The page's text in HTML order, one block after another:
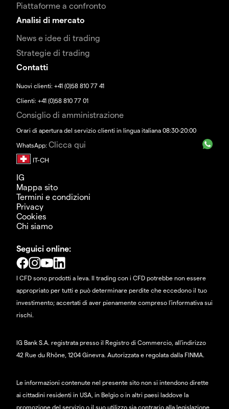
Piattaforme a confronto
Analisi di mercato
News e idee di trading
Strategie di trading
Contatti
Nuovi clienti: +41 (0)58 810 77 41
Clienti: +41 (0)58 810 77 01
Consiglio di amministrazione
Orari di apertura del servizio clienti in lingua italiana 08:30-20:00
WhatsApp: Clicca qui
IG
Mappa sito
Termini e condizioni
Privacy
Cookies
Chi siamo
Seguici online:
I CFD sono prodotti a leva. Il trading con i CFD potrebbe non essere
appropriato per tutti e può determinare perdite che eccedono il tuo
investimento; accertati di aver pienamente compreso l'informativa sui
rischi.
IG Bank S.A. registrata presso il Registro di Commercio, all'indirizzo
42 Rue du Rhône, 1204 Ginevra. Autorizzata e regolata dalla FINMA.
Le informazioni contenute nel presente sito non si intendono dirette
ai cittadini residenti in USA, in Belgio o in altri paesi laddove la
promozione del servizio o il suo utilizzo sia contrario alla legislazione